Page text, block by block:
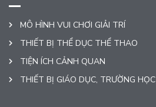
MÔ HÌNH VUI CHƠI GIẢI TRÍ
THIẾT BỊ THỂ DỤC THỂ THAO
TIỆN ÍCH CẢNH QUAN
THIẾT BỊ GIÁO DỤC, TRƯỜNG HỌC